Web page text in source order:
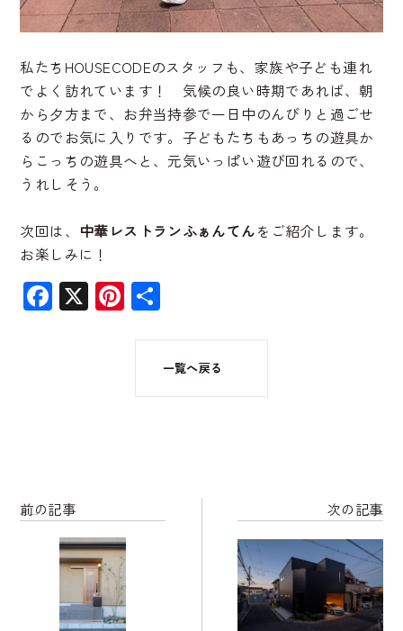
私たちHOUSECODEのスタッフも、家族や子ども連れ
でよく訪れています！ 気候の良い時期であれば、朝
から夕方まで、お弁当持参で一日中のんびりと過ごせ
るのでお気に入りです。子どもたちもあっちの遊具か
らこっちの遊具へと、元気いっぱい遊び回れるので、
うれしそう。
次回は、 中華レストランふぁんてんをご紹介します。
お楽しみに！
Facebook
X Pinterest
一覧へ戻る
前の記事 次の記事